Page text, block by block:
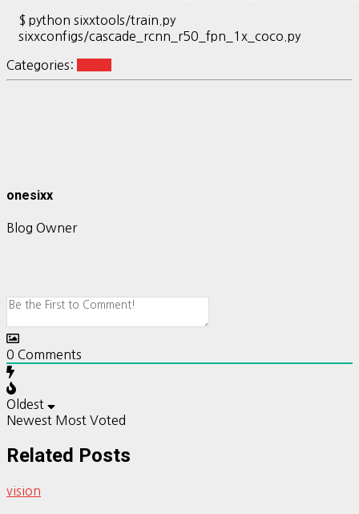
$ python sixxtools/train.py
sixxconfigs/cascade_rcnn_r50_fpn_1x_coco.py
Categories:
onesixx
Blog Owner
0 Comments
Oldest
Newest Most Voted
Related Posts
vision